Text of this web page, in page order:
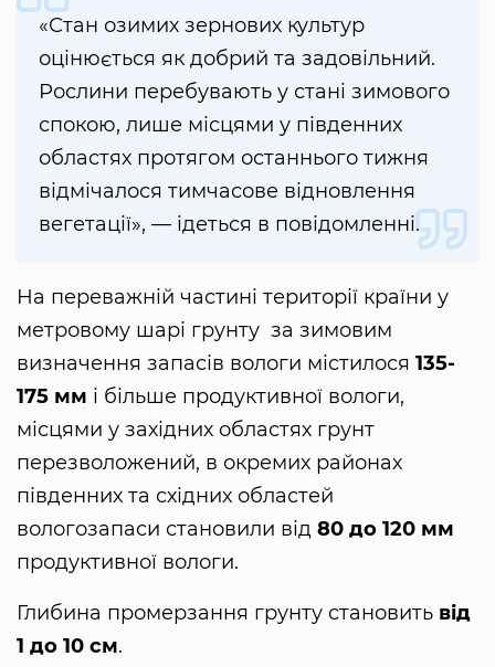
«Стан озимих зернових культур
оцінюється як добрий та задовільний.
Рослини перебувають у стані зимового
спокою, лише місцями у південних
областях протягом останнього тижня
відмічалося тимчасове відновлення
вегетації», — ідеться в повідомленні.
На переважній частині території країни у
метровому шарі грунту за зимовим
визначення запасів вологи містилося 135-
175 мм і більше продуктивної вологи,
місцями у західних областях грунт
перезволожений, в окремих районах
південних та східних областей
вологозапаси становили від 80 до 120 мм
продуктивної вологи.
Глибина промерзання грунту становить від
1 до 10 см.